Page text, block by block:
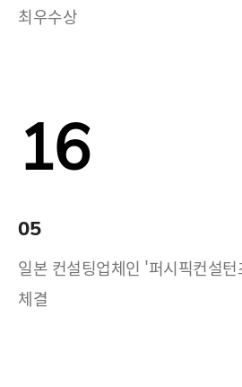
최우수상
16
05
일본 컨설팅업체인 '퍼시픽컨설
체결